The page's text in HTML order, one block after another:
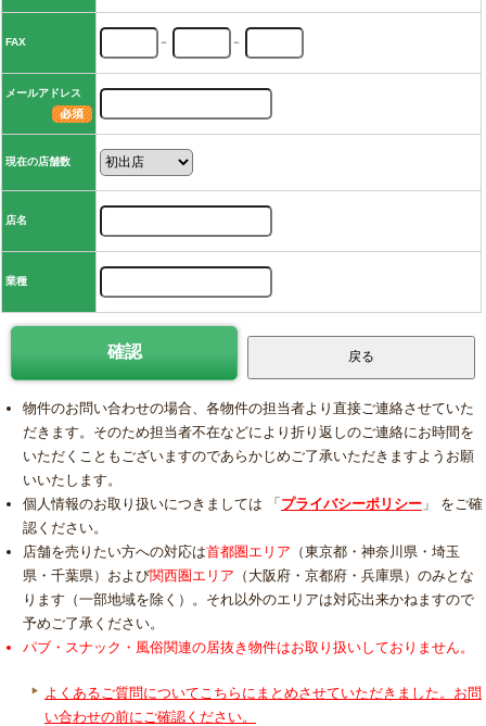
FAX － －
メールアドレス
現在の店舗数
店名
業種
物件のお問い合わせの場合、各物件の担当者より直接ご連絡させていた
だきます。そのため担当者不在などにより折り返しのご連絡にお時間を
いただくこともございますのであらかじめご了承いただきますようお願
いいたします。
個人情報のお取り扱いにつきましては 「プライバシーポリシー 」 をご確
認ください。
店舗を売りたい方への対応は首都圏エリア （東京都・神奈川県・埼玉
県・千葉県）および関西圏エリア （大阪府・京都府・兵庫県）のみとな
ります（一部地域を除く）。それ以外のエリアは対応出来かねますので
予めご了承ください。
パブ・スナック・風俗関連の居抜き物件はお取り扱いしておりません。
よくあるご質問についてこちらにまとめさせていただきました。お問
い合わせの前にご確認ください。